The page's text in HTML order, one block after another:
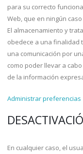
para su correcto
Web, que en ningún
El almacenamiento y
obedece a una finalidad
una comunicación por
como poder llevar a
de la información
Administrar preferencias
En cualquier caso, el